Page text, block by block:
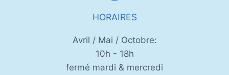
HORAIRES
Avril / Mai / Octobre:
10h - 18h
fermé mardi & mercredi